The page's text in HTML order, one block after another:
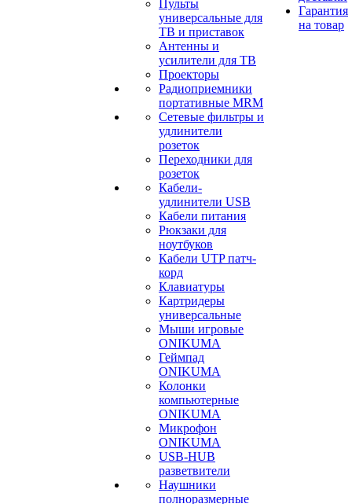
Пульты
универсальные для
ТВ и приставок
Антенны и
усилители для ТВ
Проекторы
Радиоприемники
портативные MRM
Сетевые фильтры и
удлинители
розеток
Переходники для
розеток
Кабели-
удлинители USB
Кабели питания
Рюкзаки для
ноутбуков
Кабели UTP патч-
корд
Клавиатуры
Картридеры
универсальные
Мыши игровые
ONIKUMA
Геймпад
ONIKUMA
Колонки
компьютерные
ONIKUMA
Микрофон
ONIKUMA
USB-HUB
разветвители
Наушники
полноразмерные
Гарантия
на товар